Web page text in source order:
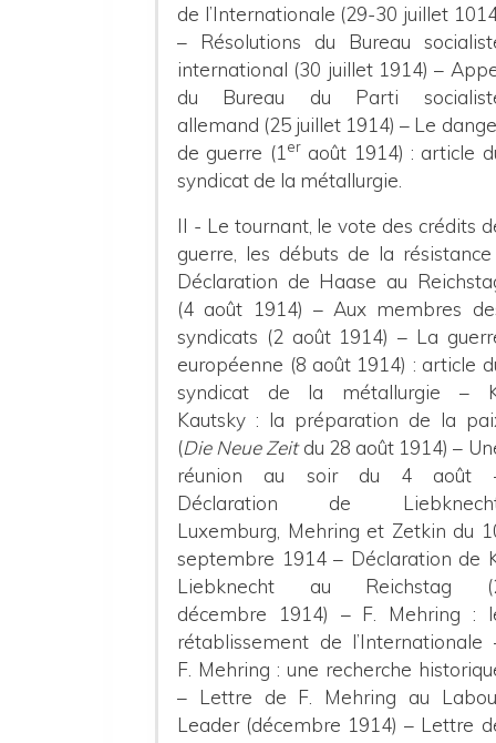
de l’Internationale (29-30 juillet
– Résolutions du Bureau
international (30 juillet 1914) –
du Bureau du Parti
allemand (25 juillet 1914) – Le
de guerre (1 eraoût 1914) : article
syndicat de la métallurgie.
II - Le tournant, le vote des crédits
guerre, les débuts de la résistance
Déclaration de Haase au
(4 août 1914) – Aux membres
syndicats (2 août 1914) – La
européenne (8 août 1914) : article
syndicat de la métallurgie –
Kautsky : la préparation de la
(Die Neue Zeitdu 28 août 1914) –
réunion au soir du 4 août
Déclaration de
Luxemburg, Mehring et Zetkin du
septembre 1914 – Déclaration de
Liebknecht au Reichstag
décembre 1914) – F. Mehring :
rétablissement de l’Internationale
F. Mehring : une recherche
– Lettre de F. Mehring au
Leader (décembre 1914) – Lettre